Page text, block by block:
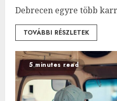
Debrecen egyre több
TOVÁBBI RÉSZLETEK
5 minutes read